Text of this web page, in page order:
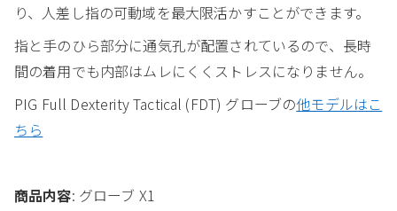
り、人差し指の可動域を最大限活かすことができます。
指と手のひら部分に通気孔が配置されているので、長時
間の着用でも内部はムレにくくストレスになりません。
PIG Full Dexterity Tactical (FDT) グローブの他モデルはこ
ちら
商品内容: グローブ X1